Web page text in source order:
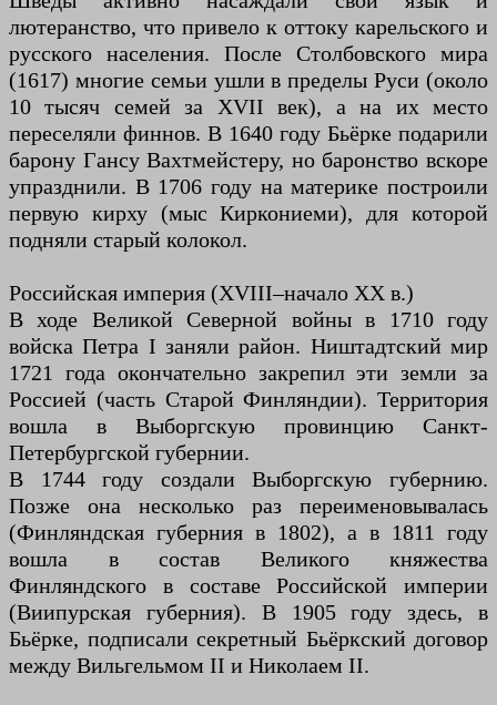
лютеранство, что привело к оттоку карельского и
русского населения. После Столбовского мира
(1617) многие семьи ушли в пределы Руси (около
10 тысяч семей за XVII век), а на их место
переселяли финнов. В 1640 году Бьёрке подарили
барону Гансу Вахтмейстеру, но баронство вскоре
упразднили. В 1706 году на материке построили
первую кирху (мыс Киркониеми), для которой
подняли старый колокол.
Российская империя (XVIII–начало XX в.)
В ходе Великой Северной войны в 1710 году
войска Петра I заняли район. Ништадтский мир
1721 года окончательно закрепил эти земли за
Россией (часть Старой Финляндии). Территория
вошла в Выборгскую провинцию Санкт-
Петербургской губернии.
В 1744 году создали Выборгскую губернию.
Позже она несколько раз переименовывалась
(Финляндская губерния в 1802), а в 1811 году
вошла в состав Великого княжества
Финляндского в составе Российской империи
(Виипурская губерния). В 1905 году здесь, в
Бьёрке, подписали секретный Бьёркский договор
между Вильгельмом II и Николаем II.